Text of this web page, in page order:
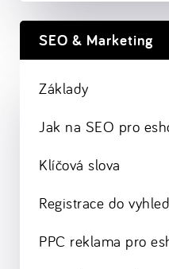
SEO & Marketing
Základy
Jak na SEO pro
Klíčová slova
Registrace do
PPC reklama pro